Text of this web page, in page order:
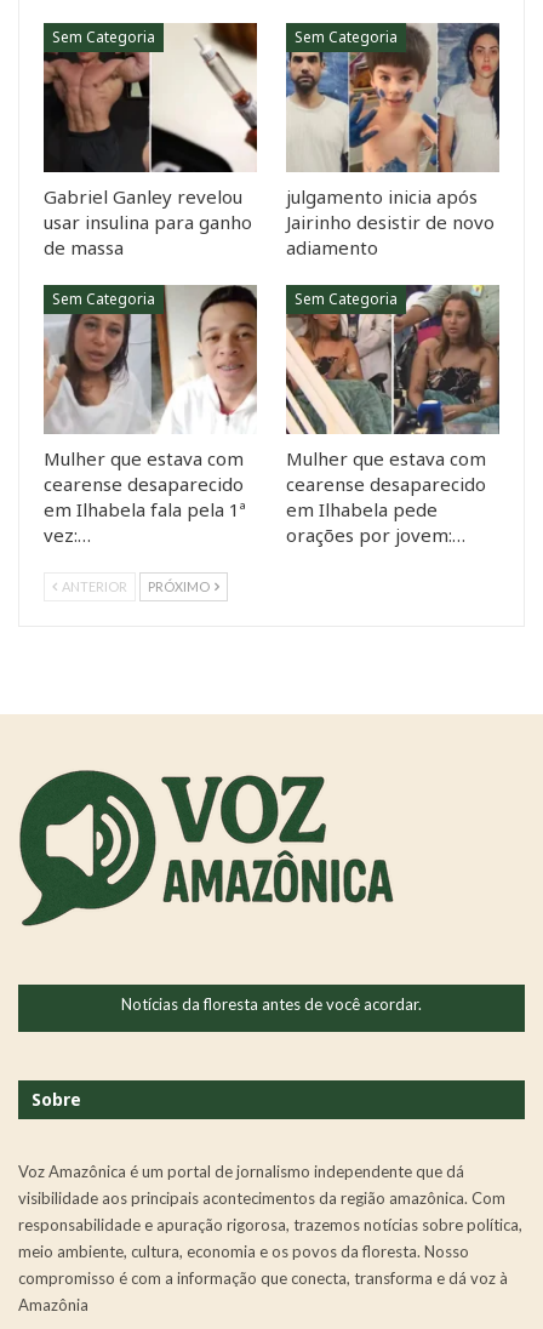
Sem Categoria
Gabriel Ganley revelou
usar insulina para ganho
de massa
Sem Categoria
julgamento inicia após
Jairinho desistir de novo
adiamento
Sem Categoria
Mulher que estava com
cearense desaparecido
em Ilhabela fala pela 1ª
vez:…
Sem Categoria
Mulher que estava com
cearense desaparecido
em Ilhabela pede
orações por jovem:…
ANTERIOR PRÓXIMO
Notícias da floresta antes de você acordar.
Sobre
Voz Amazônica é um portal de jornalismo independente que dá
visibilidade aos principais acontecimentos da região amazônica. Com
responsabilidade e apuração rigorosa, trazemos notícias sobre política,
meio ambiente, cultura, economia e os povos da floresta. Nosso
compromisso é com a informação que conecta, transforma e dá voz à
Amazônia